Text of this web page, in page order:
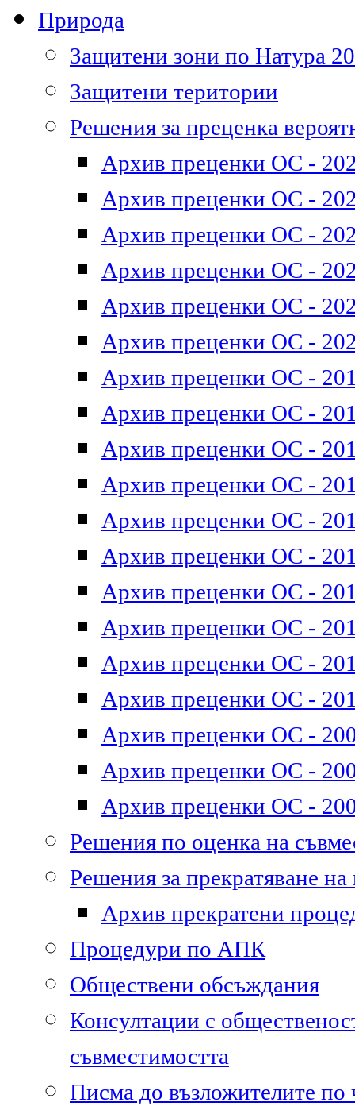
Природа
Защитени зони по Натура
Защитени територии
Решения за преценка
Архив преценки ОС -
Архив преценки ОС -
Архив преценки ОС -
Архив преценки ОС -
Архив преценки ОС -
Архив преценки ОС -
Архив преценки ОС -
Архив преценки ОС -
Архив преценки ОС -
Архив преценки ОС -
Архив преценки ОС -
Архив преценки ОС -
Архив преценки ОС -
Архив преценки ОС -
Архив преценки ОС -
Архив преценки ОС -
Архив преценки ОС -
Архив преценки ОС -
Архив преценки ОС -
Решения по оценка на
Решения за прекратяване
Архив прекратени
Процедури по АПК
Обществени обсъждания
Консултации с
съвместимостта
Писма до възложителите по